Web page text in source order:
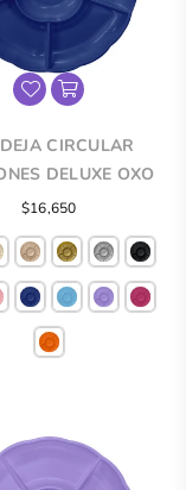
CIRCULAR
DELUXE OXO
Precio
regular
$16,650